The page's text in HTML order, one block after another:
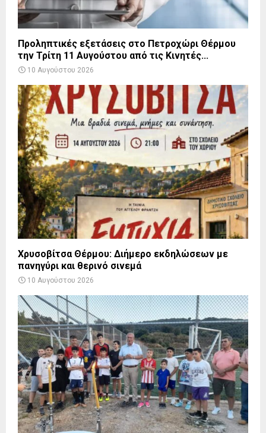
Προληπτικές εξετάσεις στο Πετροχώρι Θέρμου
την Τρίτη 11 Αυγούστου από τις Κινητές...
10 Αυγούστου 2026
Χρυσοβίτσα Θέρμου: Διήμερο εκδηλώσεων με
πανηγύρι και θερινό σινεμά
10 Αυγούστου 2026